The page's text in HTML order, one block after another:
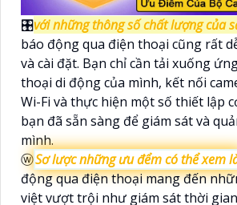
🎛với những thông số chất lượng của
báo động qua điện thoại cũng rất
và cài đặt. Bạn chỉ cần tải xuống
thoại di động của mình, kết nối
Wi-Fi và thực hiện một số thiết lập
bạn đã sẵn sàng để giám sát và
mình.
ⓦSơ lược những ưu đểm có thể xem
động qua điện thoại mang đến
việt vượt trội như giám sát thời